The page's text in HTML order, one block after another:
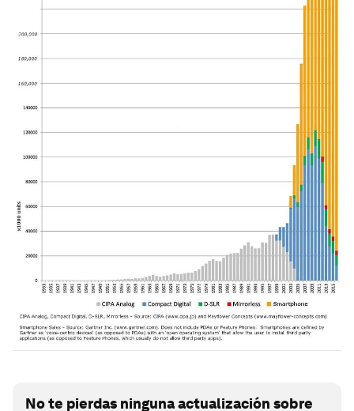
No te pierdas ninguna actualización sobre